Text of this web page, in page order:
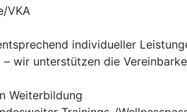
VKA
individueller
wir unterstützen die
Weiterbildung